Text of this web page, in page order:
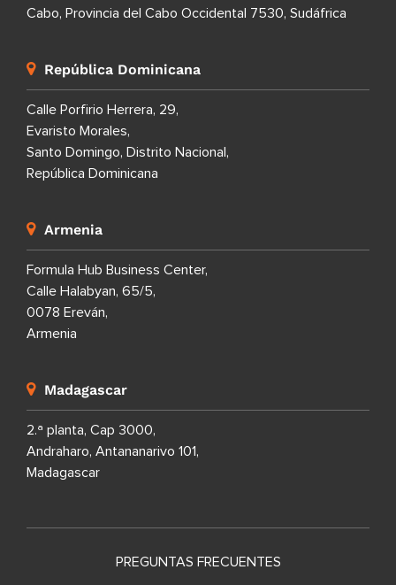
Cabo, Provincia del Cabo Occidental 7530, Sudáfrica
República Dominicana
Calle Porfirio Herrera, 29,
Evaristo Morales,
Santo Domingo, Distrito Nacional,
República Dominicana
Armenia
Formula Hub Business Center,
Calle Halabyan, 65/5,
0078 Ereván,
Armenia
Madagascar
2.ª planta, Cap 3000,
Andraharo, Antananarivo 101,
Madagascar
PREGUNTAS FRECUENTES